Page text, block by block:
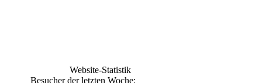
Website-Statistik
Besucher der letzten Woche: